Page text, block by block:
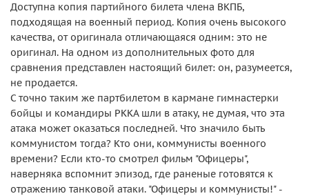
Доступна копия партийного билета члена ВКПБ,
подходящая на военный период. Копия очень высокого
качества, от оригинала отличающаяся одним: это не
оригинал. На одном из дополнительных фото для
сравнения представлен настоящий билет: он, разумеется,
не продается.
С точно таким же партбилетом в кармане гимнастерки
бойцы и командиры РККА шли в атаку, не думая, что эта
атака может оказаться последней. Что значило быть
коммунистом тогда? Кто они, коммунисты военного
времени? Если кто-то смотрел фильм "Офицеры",
наверняка вспомнит эпизод, где раненые готовятся к
отражению танковой атаки. "Офицеры и коммунисты!" -